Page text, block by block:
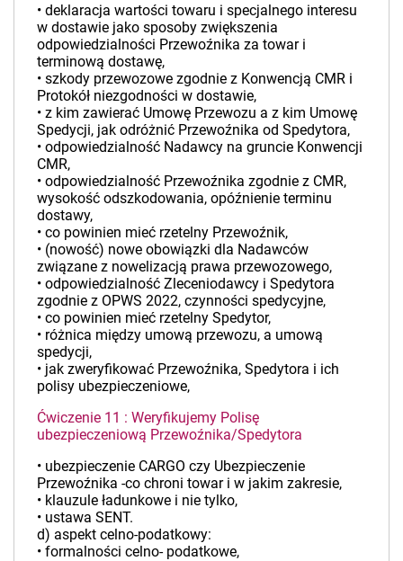
• deklaracja wartości towaru i specjalnego interesu
w dostawie jako sposoby zwiększenia
odpowiedzialności Przewoźnika za towar i
terminową dostawę,
• szkody przewozowe zgodnie z Konwencją CMR i
Protokół niezgodności w dostawie,
• z kim zawierać Umowę Przewozu a z kim Umowę
Spedycji, jak odróżnić Przewoźnika od Spedytora,
• odpowiedzialność Nadawcy na gruncie Konwencji
CMR,
• odpowiedzialność Przewoźnika zgodnie z CMR,
wysokość odszkodowania, opóźnienie terminu
dostawy,
• co powinien mieć rzetelny Przewoźnik,
• (nowość) nowe obowiązki dla Nadawców
związane z nowelizacją prawa przewozowego,
• odpowiedzialność Zleceniodawcy i Spedytora
zgodnie z OPWS 2022, czynności spedycyjne,
• co powinien mieć rzetelny Spedytor,
• różnica między umową przewozu, a umową
spedycji,
• jak zweryfikować Przewoźnika, Spedytora i ich
polisy ubezpieczeniowe,
Ćwiczenie 11 : Weryfikujemy Polisę
ubezpieczeniową Przewoźnika/Spedytora
• ubezpieczenie CARGO czy Ubezpieczenie
Przewoźnika -co chroni towar i w jakim zakresie,
• klauzule ładunkowe i nie tylko,
• ustawa SENT.
d) aspekt celno-podatkowy:
• formalności celno- podatkowe,